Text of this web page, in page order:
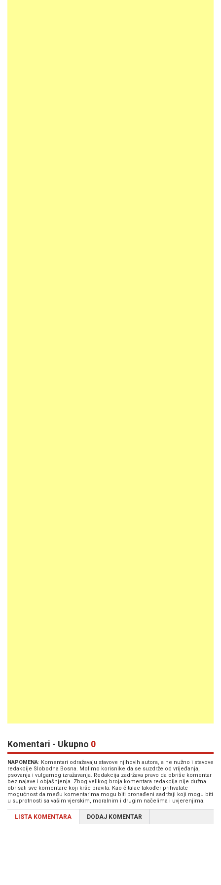
Komentari - Ukupno 0
NAPOMENA: Komentari odražavaju stavove njihovih autora, a ne nužno i stavove
redakcije Slobodna Bosna. Molimo korisnike da se suzdrže od vrijeđanja,
psovanja i vulgarnog izražavanja. Redakcija zadržava pravo da obriše komentar
bez najave i objašnjenja. Zbog velikog broja komentara redakcija nije dužna
obrisati sve komentare koji krše pravila. Kao čitalac također prihvatate
mogućnost da među komentarima mogu biti pronađeni sadržaji koji mogu biti
u suprotnosti sa vašim vjerskim, moralnim i drugim načelima i uvjerenjima.
LISTA KOMENTARA DODAJ KOMENTAR